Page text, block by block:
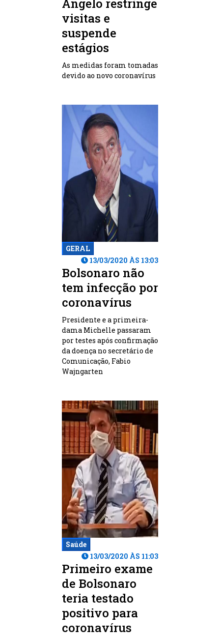
Ângelo restringe
visitas e
suspende
estágios
As medidas foram tomadas
devido ao novo coronavírus
GERAL
13/03/2020 ÀS 13:03
Bolsonaro não
tem infecção por
coronavírus
Presidente e a primeira-
dama Michelle passaram
por testes após confirmação
da doença no secretário de
Comunicação, Fabio
Wajngarten
Saúde
13/03/2020 ÀS 11:03
Primeiro exame
de Bolsonaro
teria testado
positivo para
coronavírus